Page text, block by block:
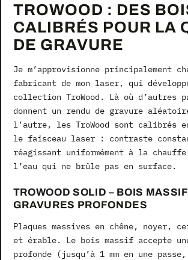
TROWOOD : DES
CALIBRÉS POUR LA
DE GRAVURE
Je m’approvisionne principalement
fabricant de mon laser, qui
collection TroWood. Là où d’autres
donnent un rendu de gravure
l’autre, les TroWood sont calibrés
le faisceau laser : contraste
réagissant uniformément à la
l’eau qui ne brûle pas en surface.
TROWOOD SOLID – BOIS
GRAVURES PROFONDES
Plaques massives en chêne, noyer,
et érable. Le bois massif accepte
profonde (jusqu’à 1 mm en une